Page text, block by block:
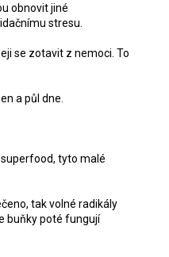
obnovit jiné
stresu.
se zotavit z nemoci. To
a půl dne.
tyto malé
tak volné radikály
buňky poté fungují